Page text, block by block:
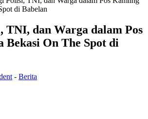
di Babelan
TNI, dan Warga dalam Pos
Bekasi On The Spot di
- Berita